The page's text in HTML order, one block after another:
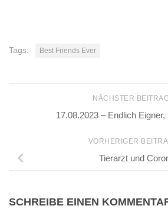
Tags: Best Friends Ever
NÄCHSTER
17.08.2023 – Endlich Eigner,
VORHERIGER
Tierarzt und
SCHREIBE EINEN